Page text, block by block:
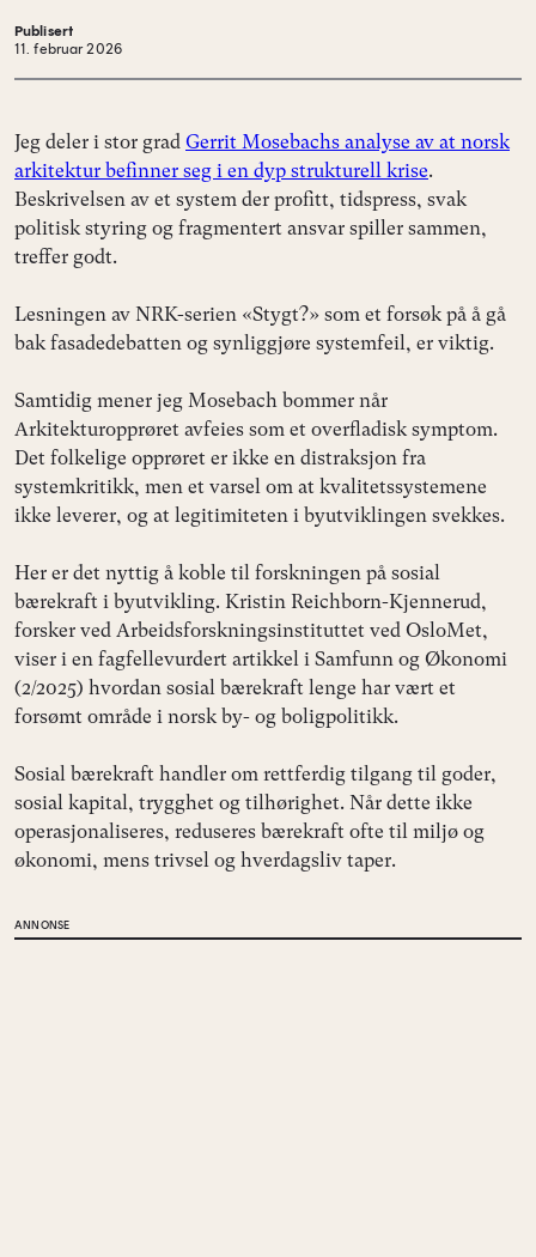
Publisert
11. februar 2026
Jeg deler i stor grad Gerrit Mosebachs analyse av at norsk
arkitektur befinner seg i en dyp strukturell krise.
Beskrivelsen av et system der profitt, tidspress, svak
politisk styring og fragmentert ansvar spiller sammen,
treffer godt.
Lesningen av NRK-serien «Stygt?» som et forsøk på å gå
bak fasadedebatten og synliggjøre systemfeil, er viktig.
Samtidig mener jeg Mosebach bommer når
Arkitekturopprøret avfeies som et overfladisk symptom.
Det folkelige opprøret er ikke en distraksjon fra
systemkritikk, men et varsel om at kvalitetssystemene
ikke leverer, og at legitimiteten i byutviklingen svekkes.
Her er det nyttig å koble til forskningen på sosial
bærekraft i byutvikling. Kristin Reichborn-Kjennerud,
forsker ved Arbeidsforskningsinstituttet ved OsloMet,
viser i en fagfellevurdert artikkel i Samfunn og Økonomi
(2/2025) hvordan sosial bærekraft lenge har vært et
forsømt område i norsk by- og boligpolitikk.
Sosial bærekraft handler om rettferdig tilgang til goder,
sosial kapital, trygghet og tilhørighet. Når dette ikke
operasjonaliseres, reduseres bærekraft ofte til miljø og
økonomi, mens trivsel og hverdagsliv taper.
ANNONSE